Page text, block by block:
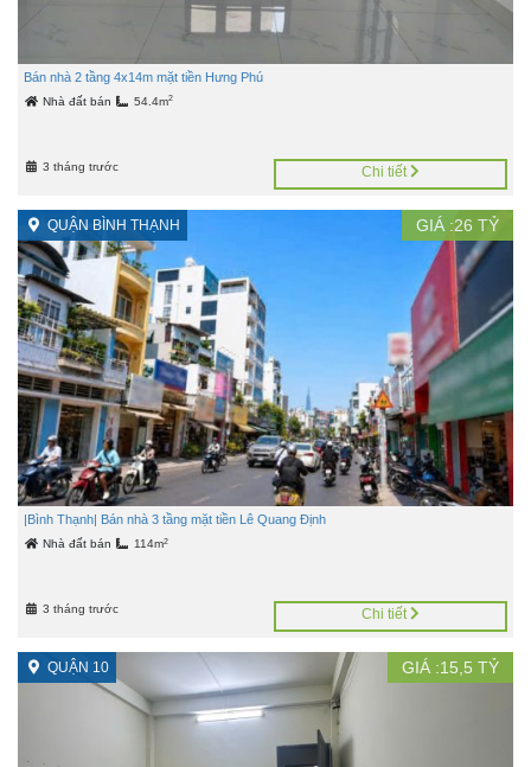
Bán nhà 2 tầng 4x14m mặt tiền Hưng Phú
Nhà đất bán 54.4m2
3 tháng trước Chi tiết
QUẬN BÌNH THẠNH GIÁ :26 TỶ
|Bình Thạnh| Bán nhà 3 tầng mặt tiền Lê Quang Định
Nhà đất bán 114m2
3 tháng trước Chi tiết
QUẬN 10 GIÁ :15,5 TỶ